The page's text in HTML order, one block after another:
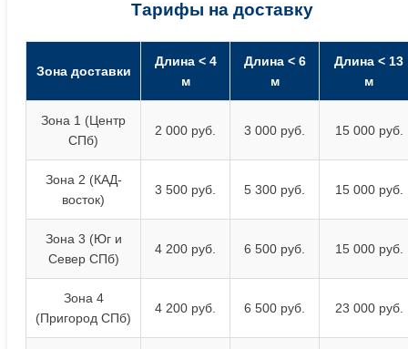
Тарифы на доставку
Зона доставки
Длина < 4
м
Длина < 6
м
Длина < 13
м
Зона 1 (Центр
СПб)
2 000 руб. 3 000 руб. 15 000 руб.
Зона 2 (КАД-
восток)
3 500 руб. 5 300 руб. 15 000 руб.
Зона 3 (Юг и
Север СПб)
4 200 руб. 6 500 руб. 15 000 руб.
Зона 4
(Пригород СПб)
4 200 руб. 6 500 руб. 23 000 руб.